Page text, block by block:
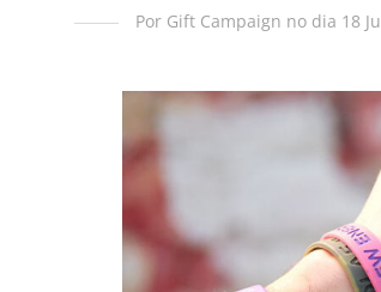
Por Gift Campaign no dia 18